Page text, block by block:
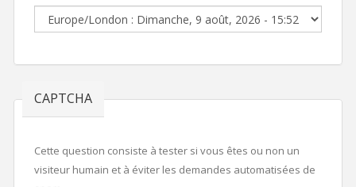
CAPTCHA
Cette question consiste à tester si vous êtes ou non un
visiteur humain et à éviter les demandes automatisées de